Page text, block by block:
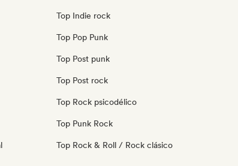
Top Indie rock
Top Pop Punk
Top Post punk
Top Post rock
Top Rock psicodélico
Top Punk Rock
Top Rock & Roll / Rock clásico